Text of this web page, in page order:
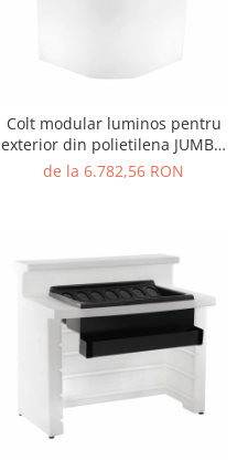
Colt modular luminos pentru
exterior din polietilena JUMBO
CORNER
de la 6.782,56 RON